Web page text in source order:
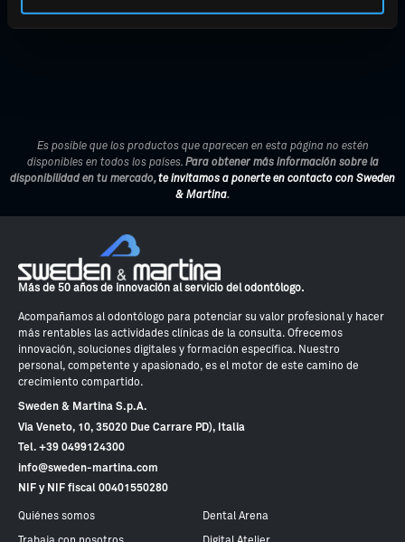
Es posible que los productos que aparecen en esta página no estén
disponibles en todos los países. Para obtener más información sobre la
disponibilidad en tu mercado,te invitamos a ponerte en contacto con Sweden
& Martina.
Más de 50 años de innovación al servicio del odontólogo.
Acompañamos al odontólogo para potenciar su valor profesional y hacer
más rentables las actividades clínicas de la consulta. Ofrecemos
innovación, soluciones digitales y formación específica. Nuestro
personal, competente y apasionado, es el motor de este camino de
crecimiento compartido.
Sweden & Martina S.p.A.
Via Veneto, 10, 35020 Due Carrare PD), Italia
Tel. +39 0499124300
info@sweden-martina.com
NIF y NIF fiscal 00401550280
Quiénes somos Dental Arena